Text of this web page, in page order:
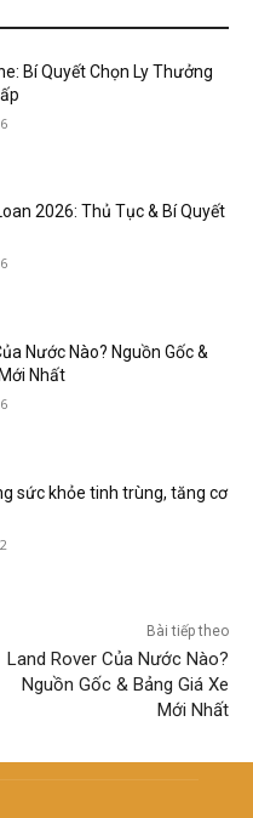
Bí Quyết Chọn Ly Thưởng
2026: Thủ Tục & Bí Quyết
Nước Nào? Nguồn Gốc &
Nhất
sức khỏe tinh trùng, tăng cơ
Bài tiếp theo
Land Rover Của Nước Nào?
Nguồn Gốc & Bảng Giá Xe
Mới Nhất